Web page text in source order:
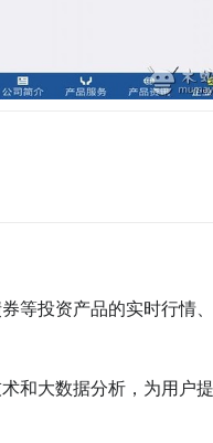
等投资产品的实时行情
和大数据分析，为用户